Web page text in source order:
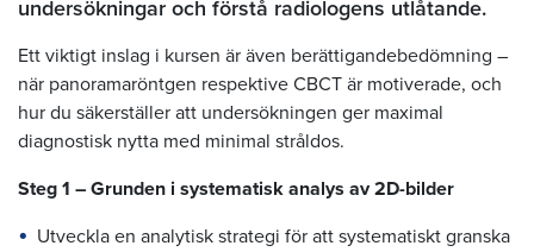
undersökningar och förstå radiologens utlåtande.
Ett viktigt inslag i kursen är även berättigandebedömning –
när panoramaröntgen respektive CBCT är motiverade, och
hur du säkerställer att undersökningen ger maximal
diagnostisk nytta med minimal stråldos.
Steg 1 – Grunden i systematisk analys av 2D-bilder
Utveckla en analytisk strategi för att systematiskt granska